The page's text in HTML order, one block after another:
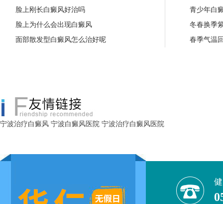
脸上刚长白癜风好治吗
脸上为什么会出现白癜风
面部散发型白癜风怎么治好呢
青少年白
冬春换季
春季气温
宁波治疗白癜风 宁波白癜风医院 宁波治疗白癜风医院